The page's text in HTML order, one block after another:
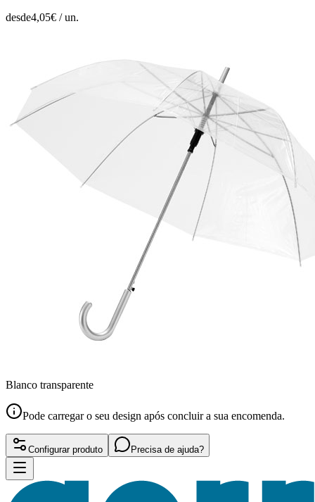
desde4,05€ /un.
Blanco transparente
Pode carregar o seu design após concluir a sua encomenda.
Configurar produto Precisa de ajuda?